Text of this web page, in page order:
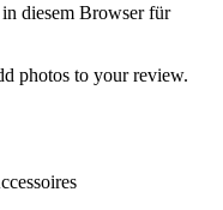
diesem Browser für
photos to your review.